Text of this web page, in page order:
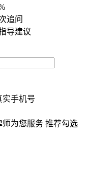
追问
导建议
实手机号
师为您服务 推荐勾选